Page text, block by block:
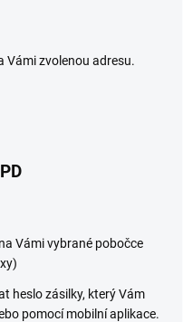
Vámi zvolenou adresu.
Vámi vybrané pobočce
heslo zásilky, který Vám
pomocí mobilní aplikace.